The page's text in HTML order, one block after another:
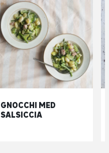
GNOCCHI MED
SALSICCIA